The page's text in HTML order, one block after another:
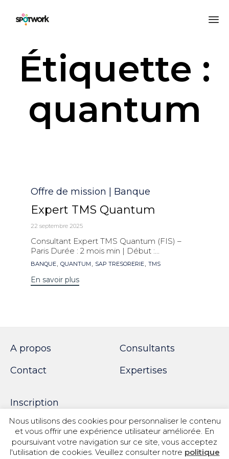
Étiquette :
quantum
Catégorie
Offre de mission | Banque
Expert TMS Quantum
22 septembre 2025
Consultant Expert TMS Quantum (FIS) –
Paris Durée : 2 mois min | Début :...
Mots
BANQUE, QUANTUM , SAP TRESORERIE, TMS
En savoir plus
A propos
Contact
Consultants
Expertises
Inscription
© 2018 SPOTWORK
Nous utilisons des cookies pour personnaliser le contenu
et vous offrir une expérience utilisateur améliorée. En
poursuivant votre navigation sur ce site, vous acceptez
l'utilisation de cookies. Veuillez consulter notre politique